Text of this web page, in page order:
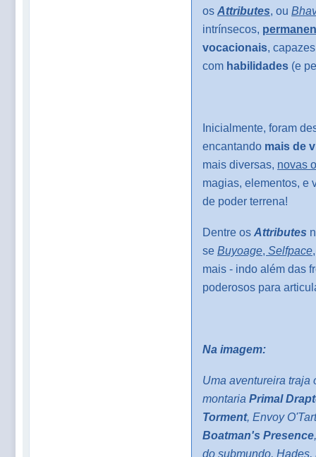
os Attributes, ou
intrínsecos,
vocacionais,
com habilidades (e
Inicialmente, foram
encantando mais de
mais diversas, novas
magias, elementos, e
de poder terrena!
Dentre os Attributes
se Buyoage, Selfpace
mais - indo além das
poderosos para
Na imagem:
Uma aventureira traja
montaria Primal
Torment, Envoy
Boatman's Presence
do submundo,